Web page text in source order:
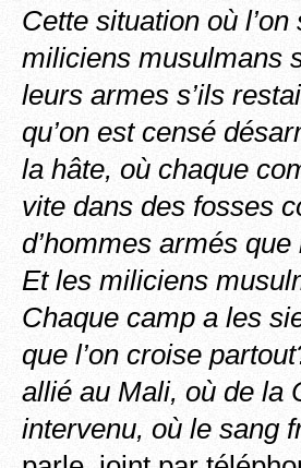
Cette situation où
miliciens musulmans
leurs armes s’ils
qu’on est censé
la hâte, où chaque
vite dans des fosses
d’hommes armés
Et les miliciens
Chaque camp a les
que l’on croise
allié au Mali, où de la
intervenu, où le sang